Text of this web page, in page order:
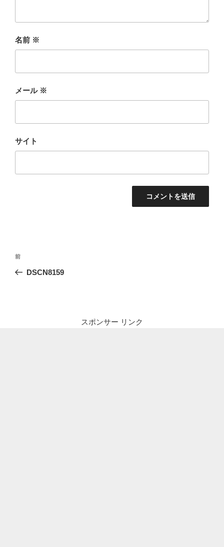
名前 ※
メール ※
サイト
投
ナ
前
の
前
DSCN8159
スポンサー リンク